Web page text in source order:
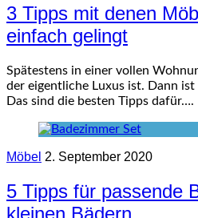
3 Tipps mit denen
einfach gelingt
Spätestens in einer vollen
der eigentliche Luxus ist. Dann
Das sind die besten Tipps dafür….
Möbel 2. September 2020
5 Tipps für passende
kleinen Bädern